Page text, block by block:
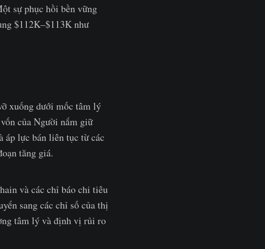
sự phục hồi bền vững
$112K–$113K như
xuống dưới mốc tâm lý
của Người nắm giữ
áp lực bán liên tục từ các
tăng giá.
và các chỉ báo chi tiêu
sang các chỉ số của thị
tâm lý và định vị rủi ro